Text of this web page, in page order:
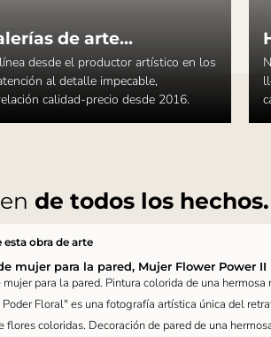
de arte...
desde el productor artístico en los
al detalle impecable,
calidad-precio desde 2016.
de todos los hechos.
esta obra de arte
mujer para la pared, Mujer Flower Power II
mujer para la pared. Pintura colorida de una hermosa
Floral" es una fotografía artística única del
flores coloridas. Decoración de pared de una